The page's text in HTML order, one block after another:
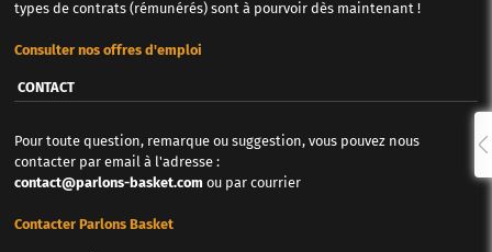
types de contrats (rémunérés) sont à pourvoir dès maintenant !
Consulter nos offres d'emploi
CONTACT
Pour toute question, remarque ou suggestion, vous pouvez nous
contacter par email à l'adresse :
contact@parlons-basket.com ou par courrier
Contacter Parlons Basket